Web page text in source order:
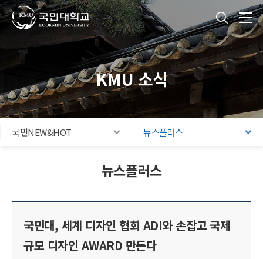
주메뉴 바로가기
본문내용 바로가기
푸터 바로가기
국민대학교
KMU 소식
국민NEW&HOT 뉴스플러스
뉴스플러스
국민대, 세계 디자인 협회 ADI와 손잡고 국제
규모 디자인 AWARD 만든다